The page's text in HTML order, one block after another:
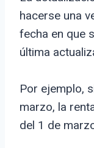
hacerse una
fecha en que
última
Por ejemplo,
marzo, la
del 1 de